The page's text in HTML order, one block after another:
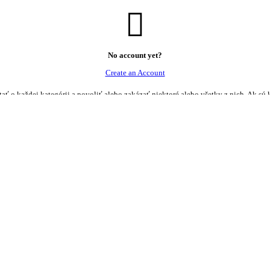
No account yet?
Create an Account
o každej kategórii a povoliť alebo zakázať niektoré alebo všetky z nich. Ak sú